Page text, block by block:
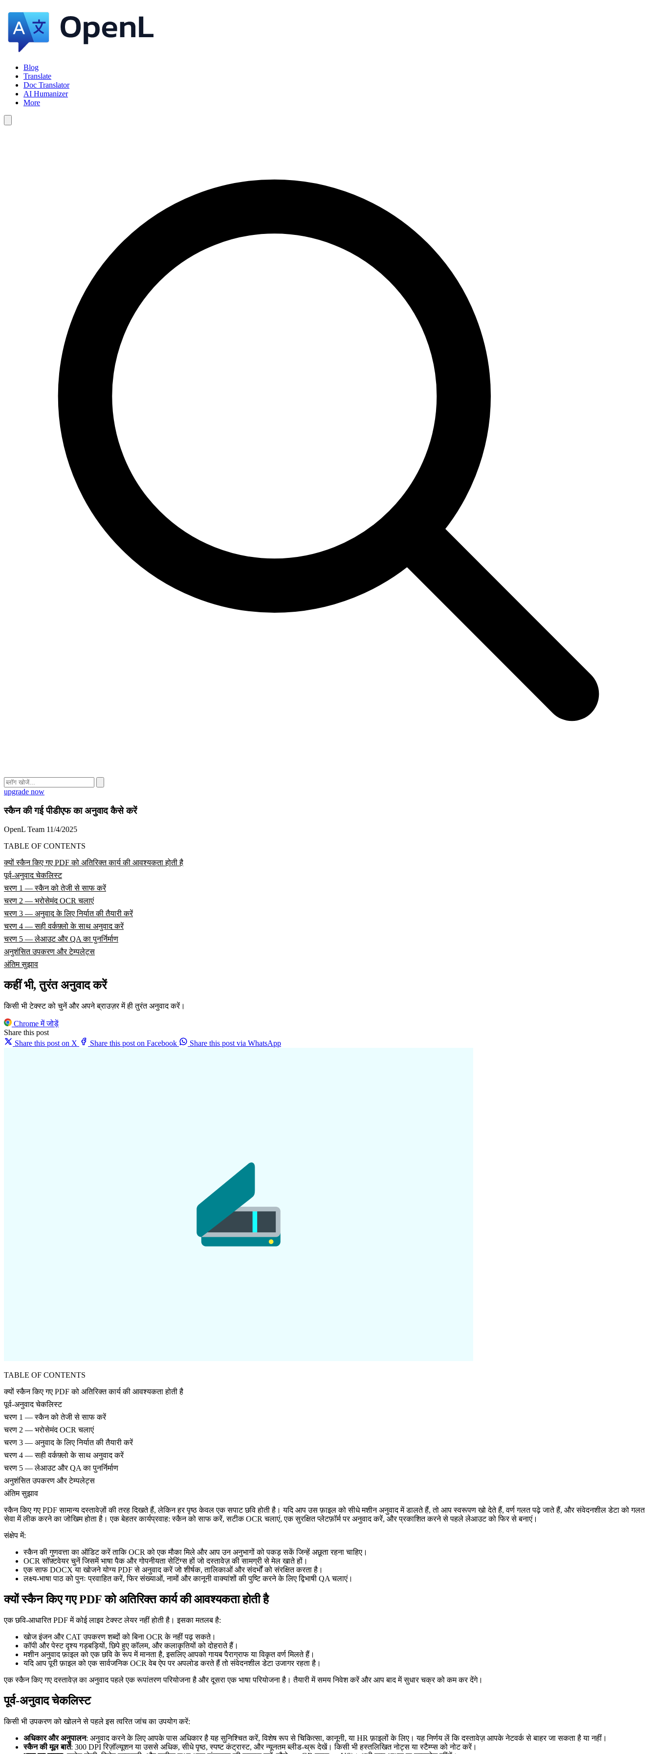
Blog
Translate
Doc Translator
AI Humanizer
More
upgrade now
स्कैन की गई पीडीएफ का अनुवाद कैसे करें
OpenL Team 11/4/2025
TABLE OF CONTENTS
क्यों स्कैन किए गए PDF को अतिरिक्त कार्य की आवश्यकता होती है
पूर्व-अनुवाद चेकलिस्ट
चरण 1 — स्कैन को तेजी से साफ करें
चरण 2 — भरोसेमंद OCR चलाएं
चरण 3 — अनुवाद के लिए निर्यात की तैयारी करें
चरण 4 — सही वर्कफ़्लो के साथ अनुवाद करें
चरण 5 — लेआउट और QA का पुनर्निर्माण
अनुशंसित उपकरण और टेम्पलेट्स
अंतिम सुझाव
कहीं भी, तुरंत अनुवाद करें
किसी भी टेक्स्ट को चुनें और अपने ब्राउज़र में ही तुरंत अनुवाद करें।
Chrome में जोड़ें
Share this post
Share this post on X
Share this post on Facebook Share this post via WhatsApp
TABLE OF CONTENTS
क्यों स्कैन किए गए PDF को अतिरिक्त कार्य की आवश्यकता होती है
पूर्व-अनुवाद चेकलिस्ट
चरण 1 — स्कैन को तेजी से साफ करें
चरण 2 — भरोसेमंद OCR चलाएं
चरण 3 — अनुवाद के लिए निर्यात की तैयारी करें
चरण 4 — सही वर्कफ़्लो के साथ अनुवाद करें
चरण 5 — लेआउट और QA का पुनर्निर्माण
अनुशंसित उपकरण और टेम्पलेट्स
अंतिम सुझाव
स्कैन किए गए PDF सामान्य दस्तावेज़ों की तरह दिखते हैं, लेकिन हर पृष्ठ केवल एक सपाट छवि होती है। यदि आप उस फ़ाइल को सीधे मशीन अनुवाद में डालते हैं, तो आप स्वरूपण खो देते हैं, वर्ण गलत पढ़े जाते हैं, और संवेदनशील डेटा को गलत
सेवा में लीक करने का जोखिम होता है। एक बेहतर कार्यप्रवाह: स्कैन को साफ करें, सटीक OCR चलाएं, एक सुरक्षित प्लेटफ़ॉर्म पर अनुवाद करें, और प्रकाशित करने से पहले लेआउट को फिर से बनाएं।
संक्षेप में:
स्कैन की गुणवत्ता का ऑडिट करें ताकि OCR को एक मौका मिले और आप उन अनुभागों को पकड़ सकें जिन्हें अछूता रहना चाहिए।
OCR सॉफ़्टवेयर चुनें जिसमें भाषा पैक और गोपनीयता सेटिंग्स हों जो दस्तावेज़ की सामग्री से मेल खाते हों।
एक साफ DOCX या खोजने योग्य PDF से अनुवाद करें जो शीर्षक, तालिकाओं और संदर्भों को संरक्षित करता है।
लक्ष्य-भाषा पाठ को पुनः प्रवाहित करें, फिर संख्याओं, नामों और कानूनी वाक्यांशों की पुष्टि करने के लिए द्विभाषी QA चलाएं।
क्यों स्कैन किए गए PDF को अतिरिक्त कार्य की आवश्यकता होती है
एक छवि-आधारित PDF में कोई लाइव टेक्स्ट लेयर नहीं होती है। इसका मतलब है:
खोज इंजन और CAT उपकरण शब्दों को बिना OCR के नहीं पढ़ सकते।
कॉपी और पेस्ट दृश्य गड़बड़ियों, छिपे हुए कॉलम, और कलाकृतियों को दोहराते हैं।
मशीन अनुवाद फ़ाइल को एक छवि के रूप में मानता है, इसलिए आपको गायब पैराग्राफ या विकृत वर्ण मिलते हैं।
यदि आप पूरी फ़ाइल को एक सार्वजनिक OCR वेब ऐप पर अपलोड करते हैं तो संवेदनशील डेटा उजागर रहता है।
एक स्कैन किए गए दस्तावेज़ का अनुवाद पहले एक रूपांतरण परियोजना है और दूसरा एक भाषा परियोजना है। तैयारी में समय निवेश करें और आप बाद में सुधार चक्र को कम कर देंगे।
पूर्व-अनुवाद चेकलिस्ट
किसी भी उपकरण को खोलने से पहले इस त्वरित जांच का उपयोग करें:
अधिकार और अनुपालन: अनुवाद करने के लिए आपके पास अधिकार है यह सुनिश्चित करें, विशेष रूप से चिकित्सा, कानूनी, या HR फ़ाइलों के लिए। यह निर्णय लें कि दस्तावेज़ आपके नेटवर्क से बाहर जा सकता है या नहीं।
स्कैन की मूल बातें: 300 DPI रिज़ॉल्यूशन या उससे अधिक, सीधे पृष्ठ, स्पष्ट कंट्रास्ट, और न्यूनतम ब्लीड-थ्रू देखें। किसी भी हस्तलिखित नोट्स या स्टैम्प्स को नोट करें।